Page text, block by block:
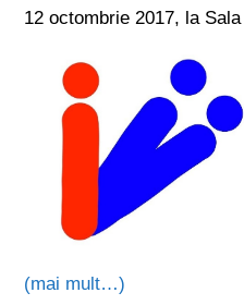
12 octombrie 2017, la
(mai mult…)